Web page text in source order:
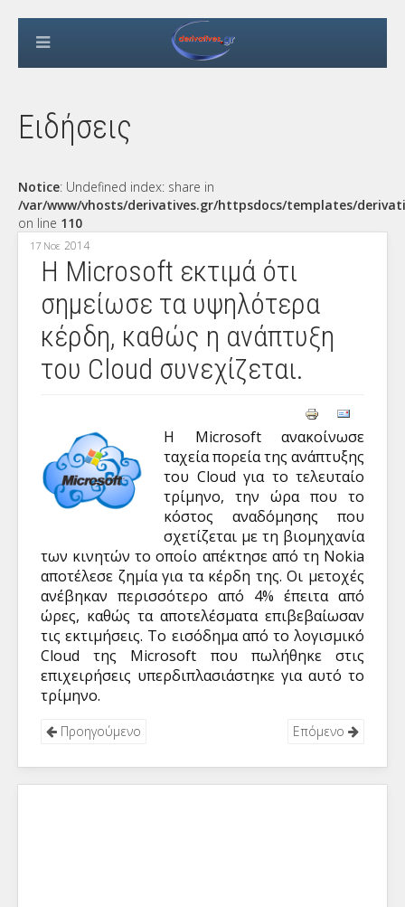
Ειδήσεις
Notice: Undefined index: share in
/var/www/vhosts/derivatives.gr/httpsdocs/templates/
on line 110
17 Νοε 2014
Η Microsoft εκτιμά ότι
σημείωσε τα υψηλότερα
κέρδη, καθώς η ανάπτυξη
του Cloud συνεχίζεται.
Η Microsoft ανακοίνωσε
ταχεία πορεία της ανάπτυξης
του Cloud για το τελευταίο
τρίμηνο, την ώρα που το
κόστος αναδόμησης που
σχετίζεται με τη βιομηχανία
των κινητών το οποίο απέκτησε από τη Nokia
αποτέλεσε ζημία για τα κέρδη της. Οι μετοχές
ανέβηκαν περισσότερο από 4% έπειτα από
ώρες, καθώς τα αποτελέσματα επιβεβαίωσαν
τις εκτιμήσεις. Το εισόδημα από το λογισμικό
Cloud της Microsoft που πωλήθηκε στις
επιχειρήσεις υπερδιπλασιάστηκε για αυτό το
τρίμηνο.
Προηγούμενο Επόμενο